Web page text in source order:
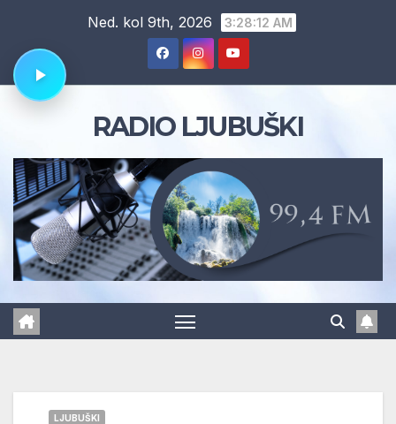
content
Ned. kol 9th, 2026 3:28:13 AM
RADIO LJUBUŠKI
LJUBUŠKI